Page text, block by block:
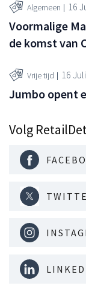
Algemeen 16
Voormalige
de komst van
Vrije tijd 16
Jumbo opent
Volg